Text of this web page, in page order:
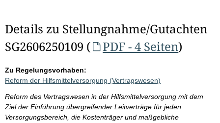
Details zu Stellungnahme/Gutachten
SG2606250109 (
PDF - 4 Seiten)
Zu Regelungsvorhaben:
Reform der Hilfsmittelversorgung (Vertragswesen)
Reform des Vertragswesen in der Hilfsmittelversorgung mit dem
Ziel der Einführung übergreifender Leitverträge für jeden
Versorgungsbereich, die Kostenträger und maßgebliche